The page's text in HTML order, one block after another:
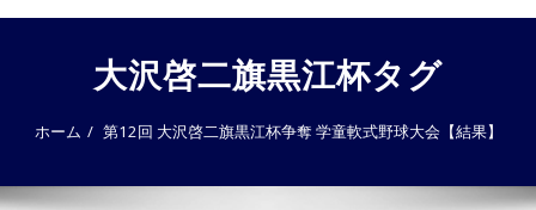
ゲ
シ
ョ
を
大沢啓二旗黒江杯タグ
ホーム 第12回 大沢啓二旗黒江杯争奪 学童軟式野球大会【結果】